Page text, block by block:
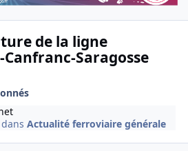
de la ligne
Saragosse
dansActualité ferroviaire générale